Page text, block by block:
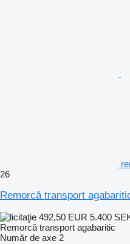
26
Remorcă transport
492,50 EUR 5.400
Remorcă transport agabaritic
Număr de axe 2